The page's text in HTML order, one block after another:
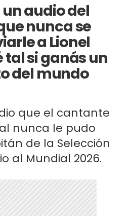
un audio del
nunca se
a Lionel
tal si ganás un
del mundo
que el cantante
nunca le pudo
de la Selección
al Mundial 2026.